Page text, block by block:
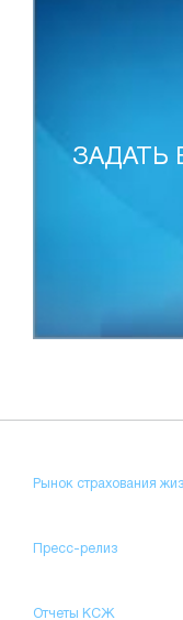
ЗАДАТЬ
Рынок страхования
Пресс-релиз
Отчеты КСЖ